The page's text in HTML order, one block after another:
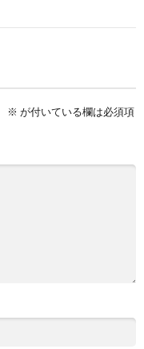
※ が付いている欄は必須項